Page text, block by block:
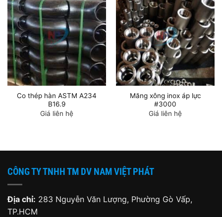
Co thép hàn ASTM A234
B16.9
Giá liên hệ
Măng xông inox áp lực
#3000
Giá liên hệ
CÔNG TY TNHH TM DV NAM VIỆT PHÁT
Địa chỉ: 283 Nguyễn Văn Lượng, Phường Gò Vấp,
TP.HCM